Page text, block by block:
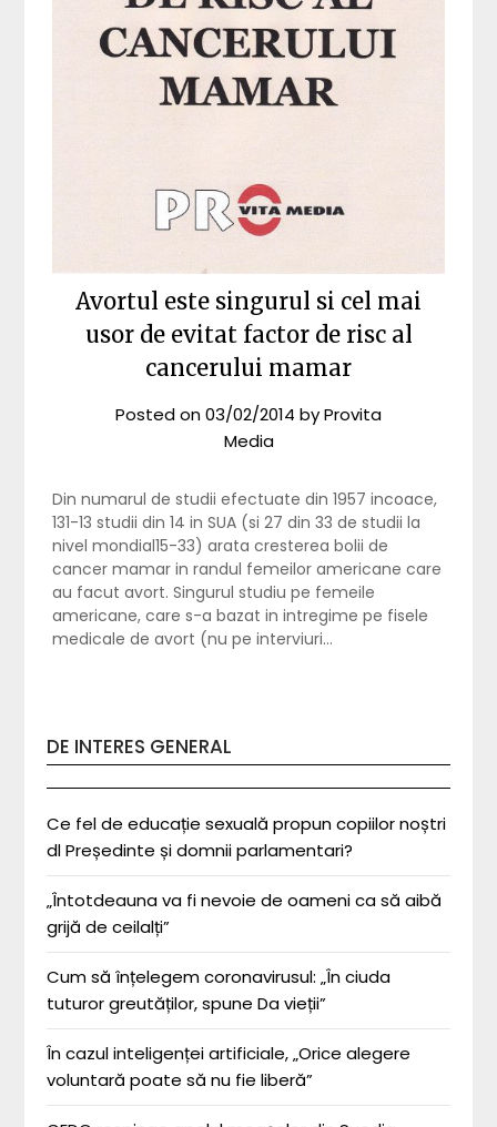
Avortul este singurul si cel mai
usor de evitat factor de risc al
cancerului mamar
Posted on03/02/2014 byProvita
Media
Din numarul de studii efectuate din 1957 incoace,
131-13 studii din 14 in SUA (si 27 din 33 de studii la
nivel mondial15-33) arata cresterea bolii de
cancer mamar in randul femeilor americane care
au facut avort. Singurul studiu pe femeile
americane, care s-a bazat in intregime pe fisele
medicale de avort (nu pe interviuri…
DE INTERES GENERAL
Ce fel de educație sexuală propun copiilor noștri
dl Președinte și domnii parlamentari?
„Întotdeauna va fi nevoie de oameni ca să aibă
grijă de ceilalți”
Cum să înțelegem coronavirusul: „În ciuda
tuturor greutăților, spune Da vieții”
În cazul inteligenței artificiale, „Orice alegere
voluntară poate să nu fie liberă”